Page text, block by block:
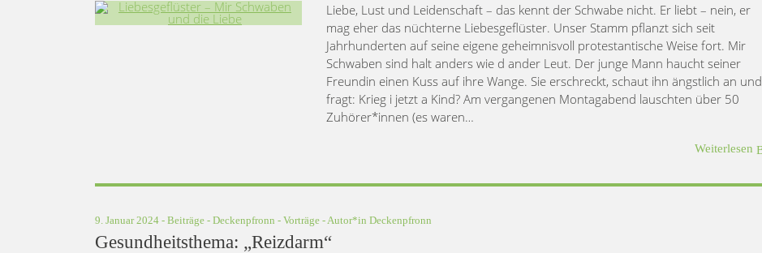
Liebe, Lust und Leidenschaft – das kennt der Schwabe nicht. Er liebt – nein, er
mag eher das nüchterne Liebesgeflüster. Unser Stamm pflanzt sich seit
Jahrhunderten auf seine eigene geheimnisvoll protestantische Weise fort. Mir
Schwaben sind halt anders wie d ander Leut. Der junge Mann haucht seiner
Freundin einen Kuss auf ihre Wange. Sie erschreckt, schaut ihn ängstlich an und
fragt: Krieg i jetzt a Kind? Am vergangenen Montagabend lauschten über 50
Zuhörer*innen (es waren…
Weiterlesen
9. Januar 2024 - Beiträge - Deckenpfronn - Vorträge - Autor*in Deckenpfronn
Gesundheitsthema: „Reizdarm“